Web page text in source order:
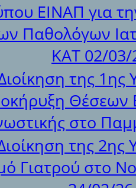
ΕΙΝΑΠ για
Παθολόγων
ΚΑΤ 02/03/
της 1ης
Θέσεων
στο
της 2ης
Γιατρού στο